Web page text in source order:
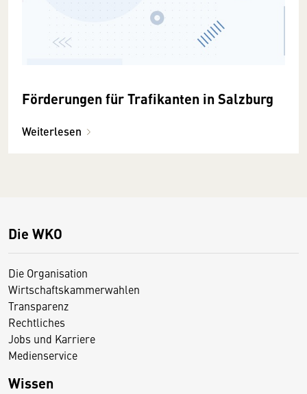
Förderungen für Trafikanten in Salzburg
Weiterlesen
Die WKO
Die Organisation
Wirtschaftskammerwahlen
Transparenz
Rechtliches
Jobs und Karriere
Medienservice
Wissen